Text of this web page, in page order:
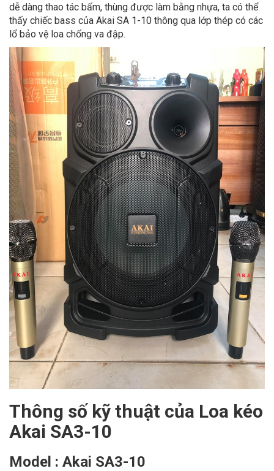
dễ dàng thao tác bấm, thùng được làm bằng nhựa, ta có thể
thấy chiếc bass của Akai SA 1-10 thông qua lớp thép có các
lổ bảo vệ loa chống va đập.
Thông số kỹ thuật của Loa kéo
Akai SA3-10
Model : Akai SA3-10